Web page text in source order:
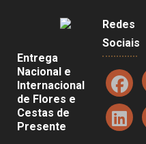
Entrega
Nacional e
Internacional
de Flores e
Cestas de
Presente
Redes
Sociais